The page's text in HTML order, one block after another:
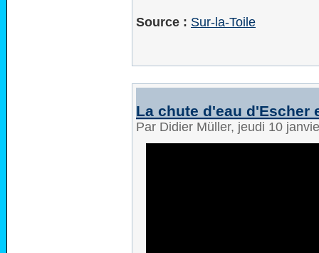
Source : Sur-la-Toile
La chute d'eau d'Escher
Par Didier Müller, jeudi 10